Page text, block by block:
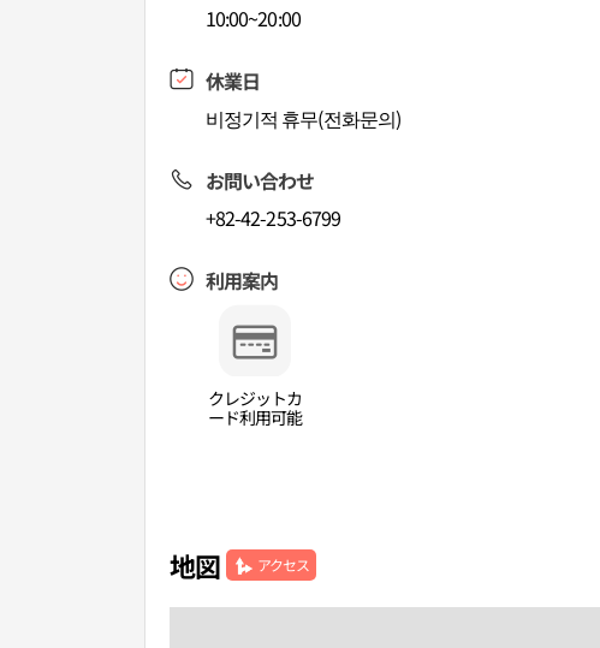
10:00~20:00
休業日
비정기적 휴무(전화문의)
お問い合わせ
+82-42-253-6799
利用案内
クレジットカ
ード利用可能
地図 アクセス